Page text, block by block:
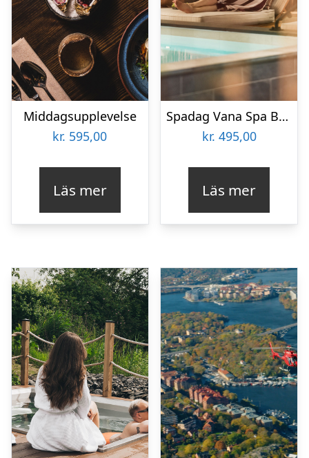
Middagsupplevelse
kr. 595,00
Läs mer
Spadag Vana Spa Borlänge
kr. 495,00
Läs mer